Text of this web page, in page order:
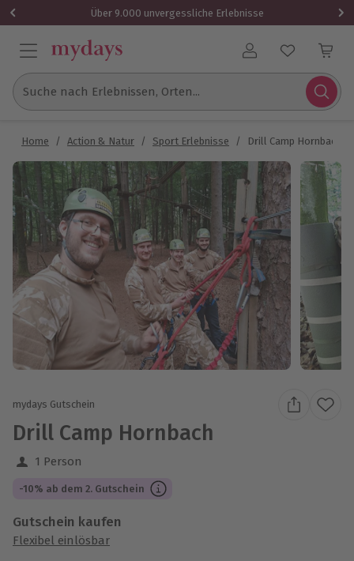
Über 9.000 unvergessliche Erlebnisse
Benutzerkonto
Suche nach Erlebnissen, Orten...
Home / Action & Natur / Sport Erlebnisse / Drill Camp Hornbach
mydays Gutschein
Drill Camp Hornbach
1 Person
-10% ab dem 2. Gutschein
Gutschein kaufen
Flexibel einlösbar